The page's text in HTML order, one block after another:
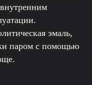
эмаль,
паром с помощью